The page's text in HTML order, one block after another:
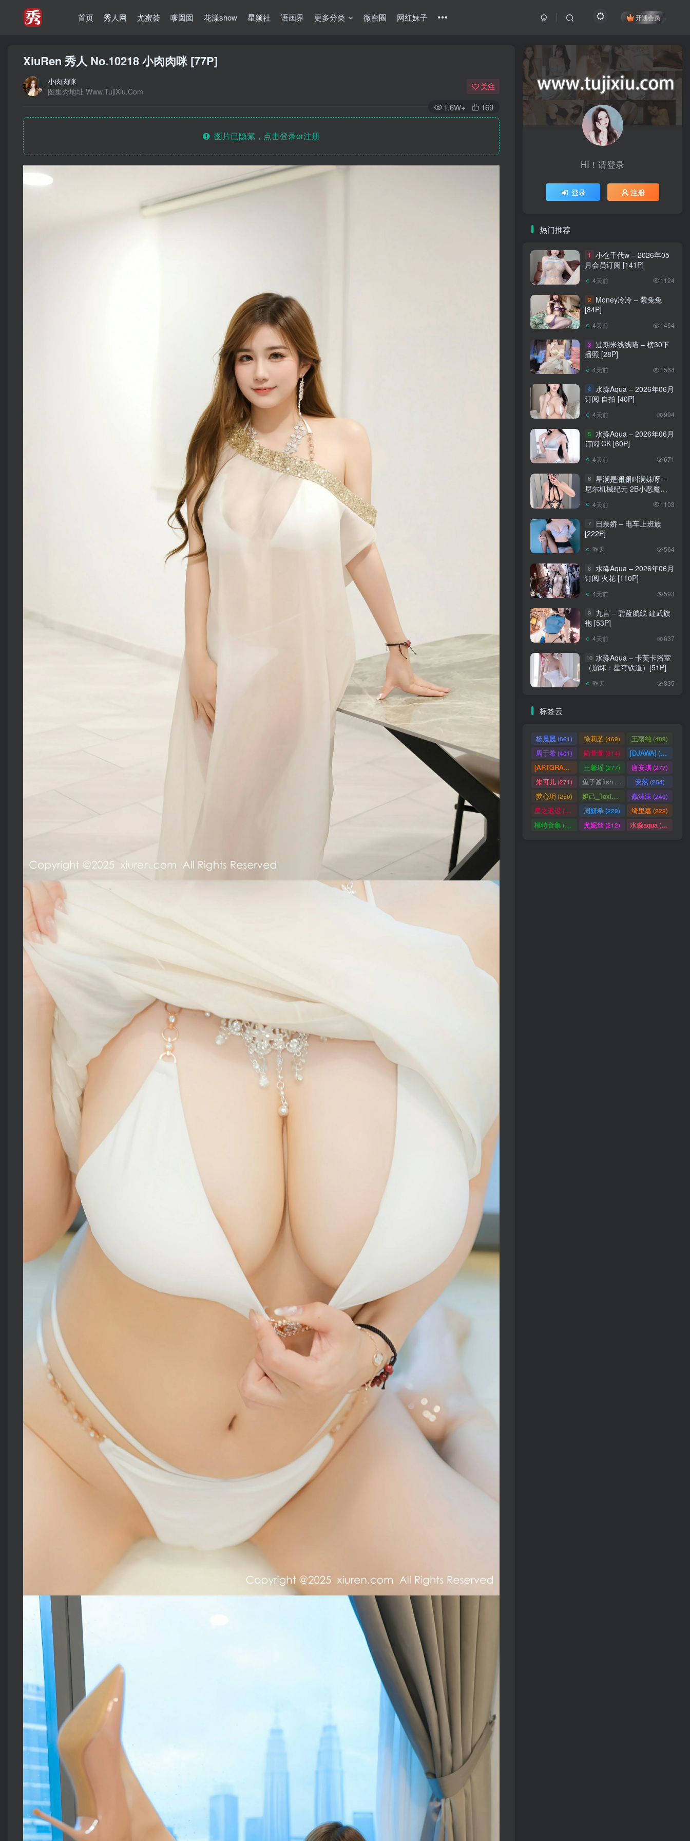
首页 秀人网 尤蜜荟 嗲囡囡 花漾show 星颜社 语画界 更多分类 微密圈 网红妹子 开通会员
XiuRen 秀人 No.10218 小肉肉咪 [77P]
小肉肉咪
图集秀地址 Www.TujiXiu.Com
关注
1.6W+ 169
图片已隐藏，点击登录or注册
HI！请登录
登录 注册
热门推荐
1
小仓千代w – 2026年05
月会员订阅 [141P]
4天前 1124
2
Money冷冷 – 紫兔兔
[84P]
4天前 1464
3 过期米线线喵 – 榜30下
播照 [28P]
4天前 1564
4 水淼Aqua – 2026年06月
订阅 自拍 [40P]
4天前 994
5 水淼Aqua – 2026年06月
订阅 CK [60P]
4天前 671
6 星澜是澜澜叫澜妹呀 –
尼尔机械纪元 2B小恶魔
4天前 1103
7
日奈娇 – 电车上班族
[222P]
昨天 564
8 水淼Aqua – 2026年06月
订阅 火花 [110P]
4天前 593
9
九言 – 碧蓝航线 建武旗
袍 [53P]
4天前 637
10 水淼Aqua – 卡芙卡浴室
（崩坏：星穹铁道）[51P]
昨天 335
标签云
杨晨晨 (661) 徐莉芝(469) 王雨纯 (409)
周于希(401) 陆萱萱(314) [DJAWA] (290)
[ARTGRAVIA] (290)
王馨瑶(277) 唐安琪(277)
朱可儿(271) 鱼子酱fish 安然(254)
梦心玥 (250) 妲己_Toxic(247)蠢沫沫(240)
星之迟迟 (238) 周妍希(229) 绮里嘉(222)
模特合集(218) 尤妮丝 (212) 水淼aqua(172)